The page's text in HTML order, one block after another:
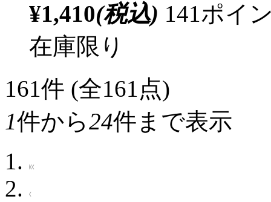
¥1,410(税込) 141ポイ
在庫限り
161件 (全161点)
1件から24件まで表示